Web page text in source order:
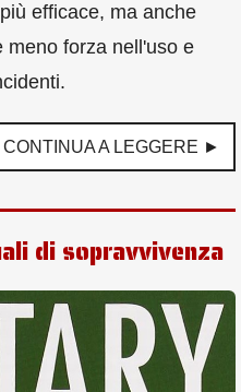
efficace, ma anche
meno forza nell'uso e
CONTINUA A LEGGERE ►
di sopravvivenza